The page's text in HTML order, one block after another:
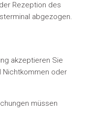
Rezeption des
abgezogen.
akzeptieren Sie
Nichtkommen oder
müssen